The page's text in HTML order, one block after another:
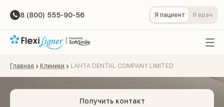
8 (800) 555-90-56 Я пациент Я врач
Главная Клиники LAHTA DENTAL COMPANY LIMITED
Получить контакт